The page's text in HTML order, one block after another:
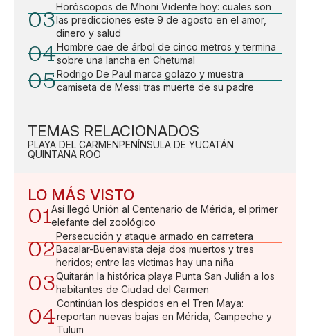
03
Horóscopos de Mhoni Vidente hoy: cuales son
las predicciones este 9 de agosto en el amor,
dinero y salud
04Hombre cae de árbol de cinco metros y termina
sobre una lancha en Chetumal
05Rodrigo De Paul marca golazo y muestra
camiseta de Messi tras muerte de su padre
TEMAS RELACIONADOS
PLAYA DEL CARMENPENÍNSULA DE YUCATÁN
QUINTANA ROO
LO MÁS VISTO
01Así llegó Unión al Centenario de Mérida, el primer
elefante del zoológico
02
Persecución y ataque armado en carretera
Bacalar-Buenavista deja dos muertos y tres
heridos; entre las víctimas hay una niña
03Quitarán la histórica playa Punta San Julián a los
habitantes de Ciudad del Carmen
04
Continúan los despidos en el Tren Maya:
reportan nuevas bajas en Mérida, Campeche y
Tulum